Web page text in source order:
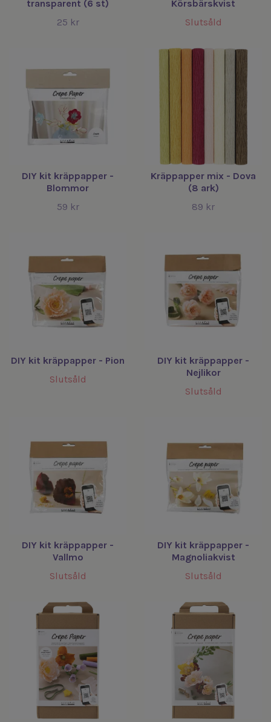
transparent (6 st)
25 kr
Körsbärskvist
Slutsåld
DIY kit kräppapper -
Blommor
59 kr
Kräppapper mix - Dova
(8 ark)
89 kr
DIY kit kräppapper - Pion
Slutsåld
DIY kit kräppapper -
Nejlikor
Slutsåld
DIY kit kräppapper -
Vallmo
Slutsåld
DIY kit kräppapper -
Magnoliakvist
Slutsåld